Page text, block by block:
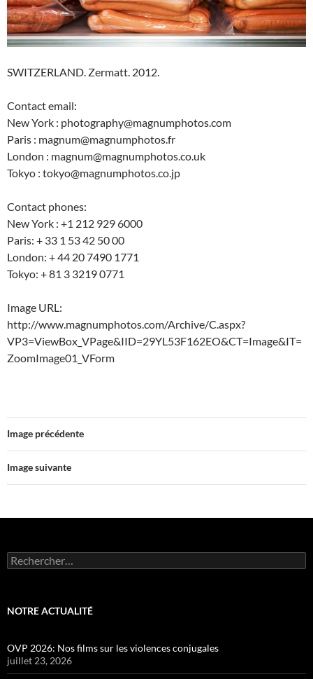
SWITZERLAND. Zermatt. 2012.
Contact email:
New York : photography@magnumphotos.com
Paris : magnum@magnumphotos.fr
London : magnum@magnumphotos.co.uk
Tokyo : tokyo@magnumphotos.co.jp
Contact phones:
New York : +1 212 929 6000
Paris: + 33 1 53 42 50 00
London: + 44 20 7490 1771
Tokyo: + 81 3 3219 0771
Image URL:
http://www.magnumphotos.com/Archive/C.aspx?
VP3=ViewBox_VPage&IID=29YL53F162EO&CT=Image&IT=
ZoomImage01_VForm
Image précédente
Image suivante
Rechercher :
NOTRE ACTUALITÉ
OVP 2026: Nos films sur les violences conjugales
juillet 23, 2026